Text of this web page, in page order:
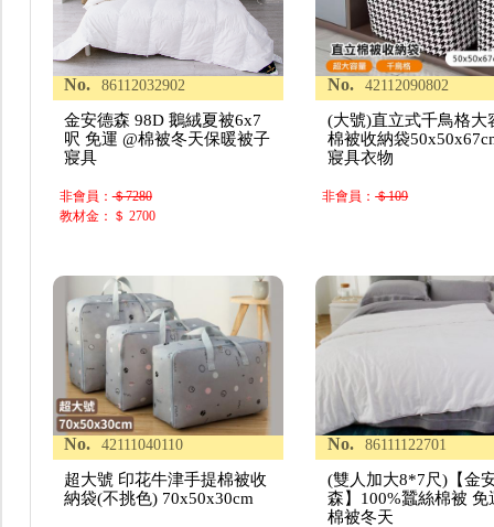
No. 86112032902
金安德森 98D 鵝絨夏被6x7
呎 免運 @棉被冬天保暖被子
寢具
非會員：＄7280
教材金：＄ 2700
No. 42112090802
(大號)直立式千鳥格大
棉被收納袋
寢具衣物
非會員：＄109
No. 42111040110
超大號 印花牛津手提棉被收
納袋(不挑色) 70x50x30cm
No. 86111122701
(雙人加大8*7尺)【金
森】100%蠶絲棉被 免
棉被冬天